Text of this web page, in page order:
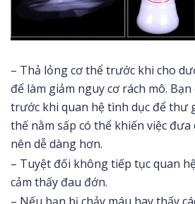
– Thả lỏng cơ thể trước khi cho
để làm giảm nguy cơ rách mô.
trước khi quan hệ tình dục để thư
thế nằm sấp có thể khiến việc
nên dễ dàng hơn.
– Tuyệt đối không tiếp tục quan
cảm thấy đau đớn.